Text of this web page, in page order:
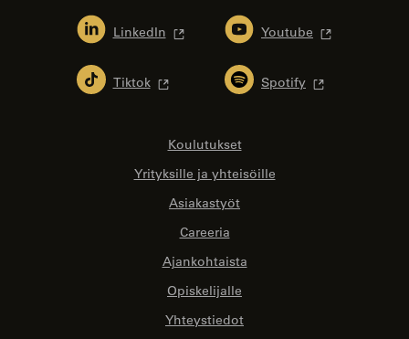
LinkedIn Youtube
Tiktok Spotify
Koulutukset
Yrityksille ja yhteisöille
Asiakastyöt
Careeria
Ajankohtaista
Opiskelijalle
Yhteystiedot